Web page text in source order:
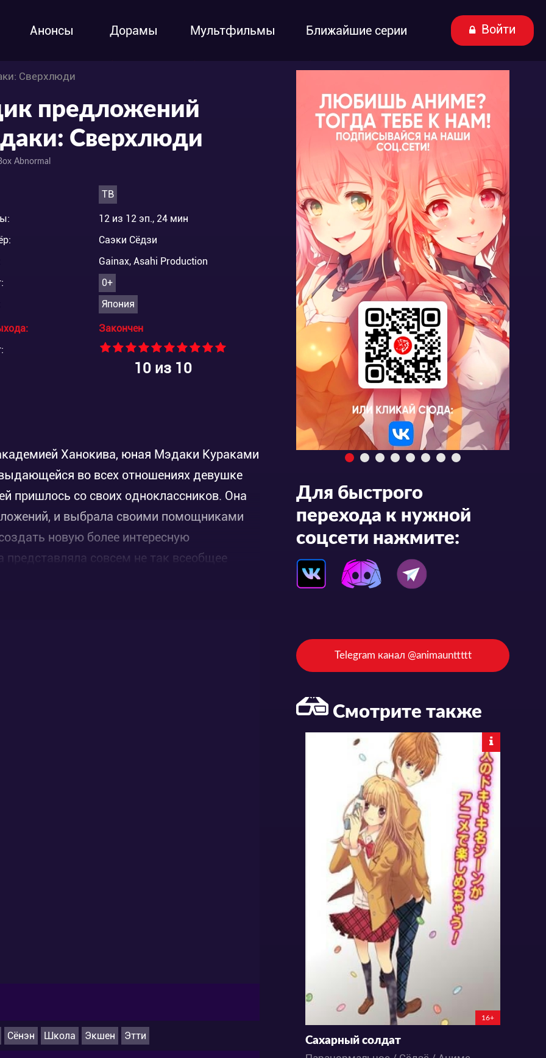
Анонсы Дорамы Мультфильмы Ближайшие серии Войти
Сверхлюди
предложений
Сверхлюди
Abnormal
ТВ
12 из 12 эп., 24 мин
Саэки Сёдзи
Gainax, Asahi Production
0+
Япония
Закончен
10из 10
Ханокива, юная Мэдаки Кураками
во всех отношениях девушке
пришлось со своих одноклассников. Она
и выбрала своими помощниками
новую более интересную
совсем не так всеобщее
разрушило академию, да и девушка
Сёнэн Школа Экшен Этти
Для быстрого
перехода к нужной
соцсети нажмите:
Telegram канал @animaunttttt
Смотрите также
16+
Сахарный солдат